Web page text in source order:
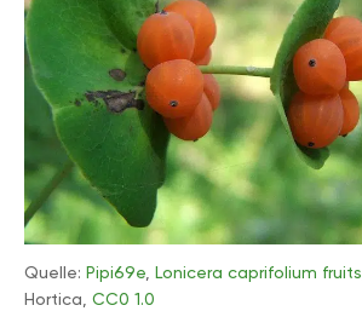
Quelle: Pipi69e, Lonicera caprifolium fruits
Hortica, CC0 1.0